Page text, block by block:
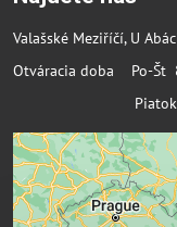
Valašské Meziříčí, U
Otváracia doba Po-Št
Piatok